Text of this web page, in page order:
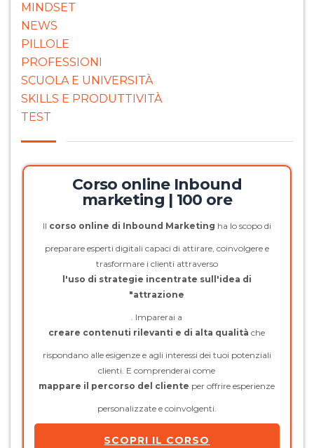
MINDSET
NEWS
PILLOLE
PROFESSIONI
SCUOLA E UNIVERSITÀ
SKILLS E PRODUTTIVITÀ
TEST
Corso online Inbound
marketing | 100 ore
Il corso online di Inbound Marketing ha lo scopo di
preparare esperti digitali capaci di attirare, coinvolgere e
trasformare i clienti attraverso
l'uso di strategie incentrate sull'idea di
"attrazione
. Imparerai a
creare contenuti rilevanti e di alta qualità che
rispondano alle esigenze e agli interessi dei tuoi potenziali
clienti. E comprenderai come
mappare il percorso del cliente per offrire esperienze
personalizzate e coinvolgenti.
SCOPRI IL CORSO